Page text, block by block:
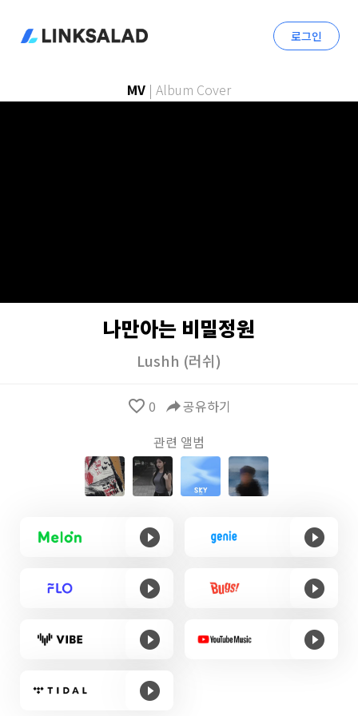
로그인
MV | Album Cover
나만아는 비밀정원
Lushh (러쉬)
favorite_border 0 reply공유하기
관련 앨범